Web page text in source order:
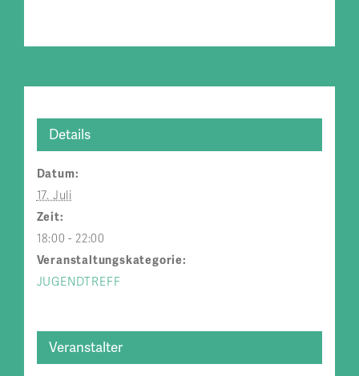
Details
Datum:
17. Juli
Zeit:
18:00 - 22:00
Veranstaltungskategorie:
JUGENDTREFF
Veranstalter